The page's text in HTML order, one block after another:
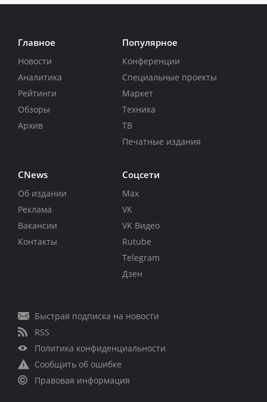
Главное
Новости
Аналитика
Рейтинги
Обзоры
Архив
Популярное
Конференции
Специальные проекты
Маркет
Техника
ТВ
Печатные издания
CNews
Об издании
Реклама
Вакансии
Контакты
Соцсети
Max
VK
VK Видео
Rutube
Telegram
Дзен
Быстрая подписка на новости
RSS
Политика конфиденциальности
Сообщить об ошибке
Правовая информация